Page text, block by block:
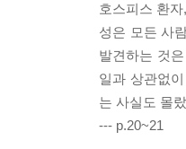
호스피스 환
성은 모든 사
발견하는 것
일과 상관없
는 사실도 몰
--- p.20~21